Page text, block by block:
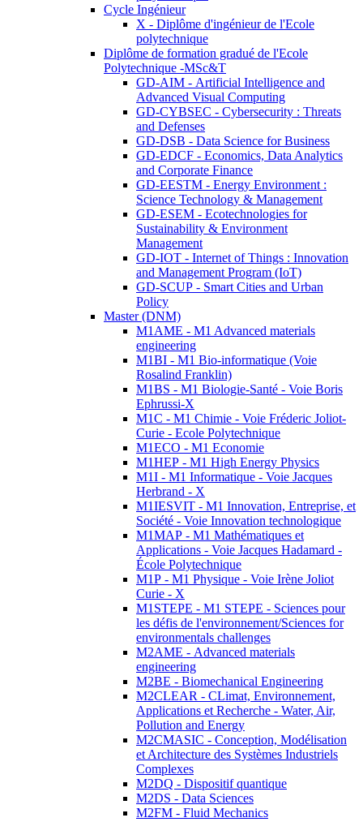
Cycle Ingénieur
X - Diplôme d'ingénieur de l'Ecole
polytechnique
Diplôme de formation gradué de l'Ecole
Polytechnique -MSc&T
GD-AIM - Artificial Intelligence and
Advanced Visual Computing
GD-CYBSEC - Cybersecurity : Threats
and Defenses
GD-DSB - Data Science for Business
GD-EDCF - Economics, Data Analytics
and Corporate Finance
GD-EESTM - Energy Environment :
Science Technology & Management
GD-ESEM - Ecotechnologies for
Sustainability & Environment
Management
GD-IOT - Internet of Things : Innovation
and Management Program (IoT)
GD-SCUP - Smart Cities and Urban
Policy
Master (DNM)
M1AME - M1 Advanced materials
engineering
M1BI - M1 Bio-informatique (Voie
Rosalind Franklin)
M1BS - M1 Biologie-Santé - Voie Boris
Ephrussi-X
M1C - M1 Chimie - Voie Fréderic Joliot-
Curie - Ecole Polytechnique
M1ECO - M1 Economie
M1HEP - M1 High Energy Physics
M1I - M1 Informatique - Voie Jacques
Herbrand - X
M1IESVIT - M1 Innovation, Entreprise, et
Société - Voie Innovation technologique
M1MAP - M1 Mathématiques et
Applications - Voie Jacques Hadamard -
École Polytechnique
M1P - M1 Physique - Voie Irène Joliot
Curie - X
M1STEPE - M1 STEPE - Sciences pour
les défis de l'environnement/Sciences for
environmentals challenges
M2AME - Advanced materials
engineering
M2BE - Biomechanical Engineering
M2CLEAR - CLimat, Environnement,
Applications et Recherche - Water, Air,
Pollution and Energy
M2CMASIC - Conception, Modélisation
et Architecture des Systèmes Industriels
Complexes
M2DQ - Dispositif quantique
M2DS - Data Sciences
M2FM - Fluid Mechanics